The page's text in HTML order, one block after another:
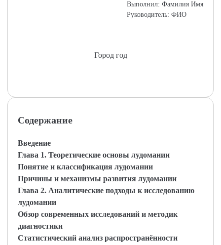
Выполнил: Фамилия Имя
Руководитель: ФИО
Город год
Содержание
Введение
Глава 1. Теоретические основы лудомании
Понятие и классификация лудомании
Причины и механизмы развития лудомании
Глава 2. Аналитические подходы к исследованию
лудомании
Обзор современных исследований и методик
диагностики
Статистический анализ распространённости